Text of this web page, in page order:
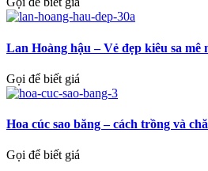
Lan Hoàng hậu – Vẻ đẹp kiêu sa mê
Gọi để biết giá
Hoa cúc sao băng – cách trồng và
Gọi để biết giá